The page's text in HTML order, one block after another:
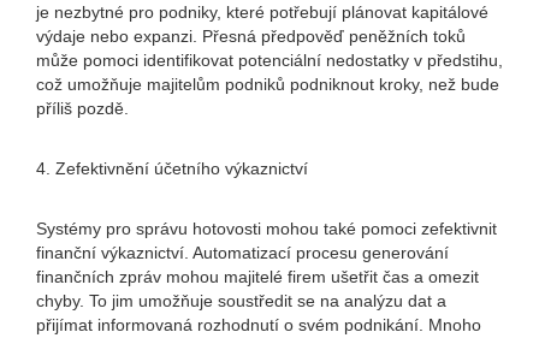
je nezbytné pro podniky, které potřebují plánovat kapitálové
výdaje nebo expanzi. Přesná předpověď peněžních toků
může pomoci identifikovat potenciální nedostatky v předstihu,
což umožňuje majitelům podniků podniknout kroky, než bude
příliš pozdě.
4. Zefektivnění účetního výkaznictví
Systémy pro správu hotovosti mohou také pomoci zefektivnit
finanční výkaznictví. Automatizací procesu generování
finančních zpráv mohou majitelé firem ušetřit čas a omezit
chyby. To jim umožňuje soustředit se na analýzu dat a
přijímat informovaná rozhodnutí o svém podnikání. Mnoho